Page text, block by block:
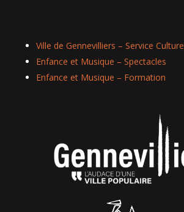
Ville de Gennevilliers – Service Culture
Enfance et Musique – Spectacles
Enfance et Musique – Formation